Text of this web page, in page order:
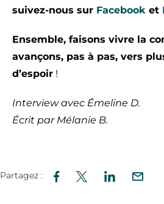
suivez-nous sur Facebook et
Ensemble, faisons vivre la
avançons, pas à pas, vers
d’espoir !
Interview avec Émeline D.
Écrit par Mélanie B.
Partagez :